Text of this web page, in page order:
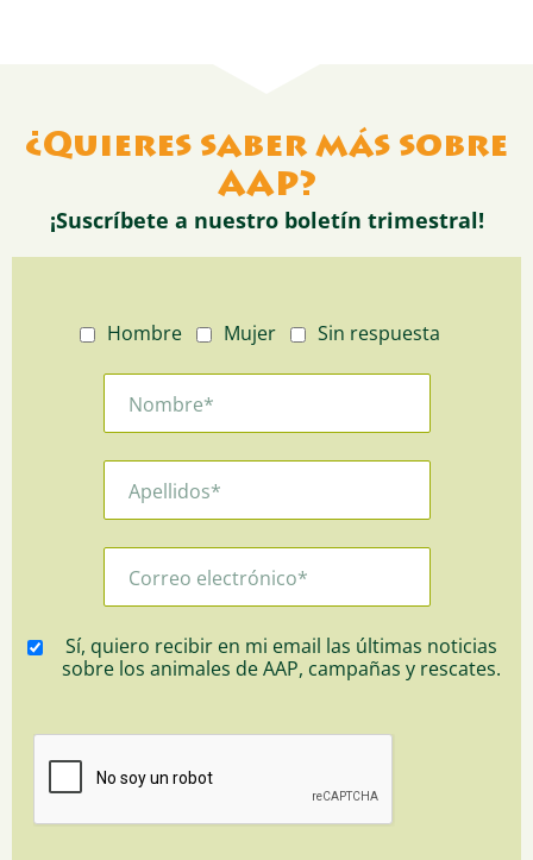
¿Quieres saber más sobre
AAP?
¡Suscríbete a nuestro boletín trimestral!
Hombre Mujer Sin respuesta
Sí, quiero recibir en mi email las últimas noticias
sobre los animales de AAP, campañas y rescates.